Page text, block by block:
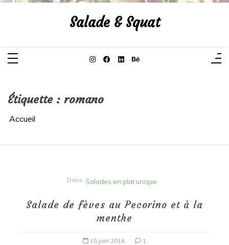
Aller
Salade & Squat
Étiquette : romano
Accueil
Dans Salades en plat unique
Salade de fèves au Pecorino et à la
menthe
15 juin 2016 1